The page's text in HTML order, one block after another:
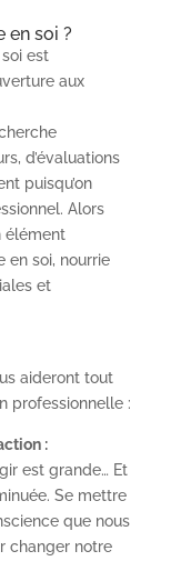
en soi ?
est
aux
d’évaluations
puisqu’on
Alors
élément
en soi, nourrie
et
aideront tout
professionnelle :
:
est grande… Et
Se mettre
que nous
changer notre